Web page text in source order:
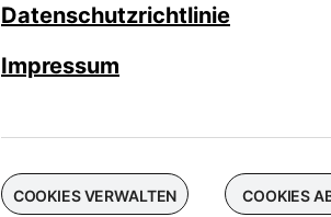
für die neuesten
Datenschutzrichtlinie
Impressum
COOKIES VERWALTEN COOKIES